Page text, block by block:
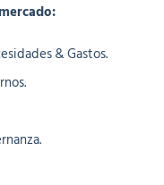
& Gastos.